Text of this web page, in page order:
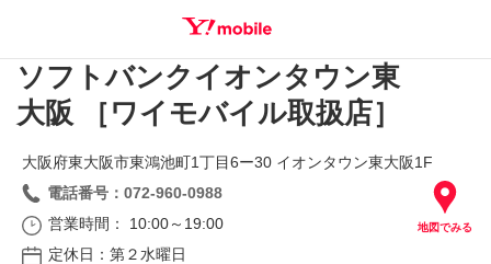
SEARCH
ソフトバンクイオンタウン東
大阪 ［ワイモバイル取扱店］
地図でみる
大阪府東大阪市東鴻池町1丁目6ー30 イオンタウン東大阪1F
電話番号：072-960-0988
営業時間： 10:00～19:00
定休日：第２水曜日